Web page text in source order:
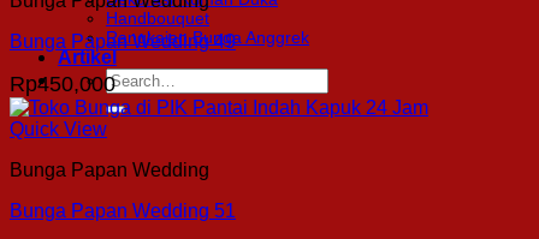
Handbouquet
Rangkaian Bunga Anggrek
Artikel
Search
for:
Bunga Papan Wedding 49
Rp450,000
Quick View
Bunga Papan Wedding
Bunga Papan Wedding 51